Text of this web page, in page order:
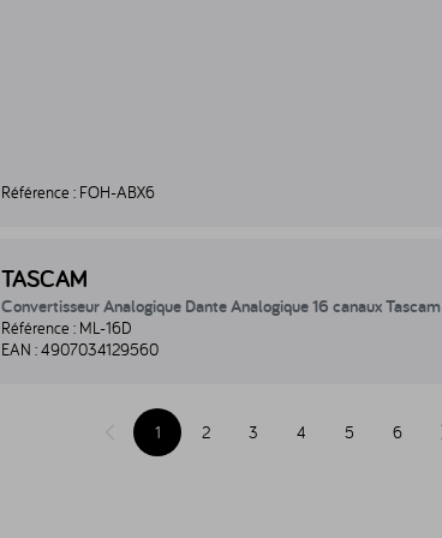
Référence : FOH-ABX6
TASCAM
Convertisseur Analogique Dante Analogique 16 canaux Tascam
Référence : ML-16D
EAN :4907034129560
Page précédente
1 2 3 4 5 6